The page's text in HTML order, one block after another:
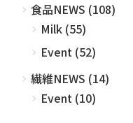
食品NEWS (108)
Milk (55)
Event (52)
繊維NEWS (14)
Event (10)